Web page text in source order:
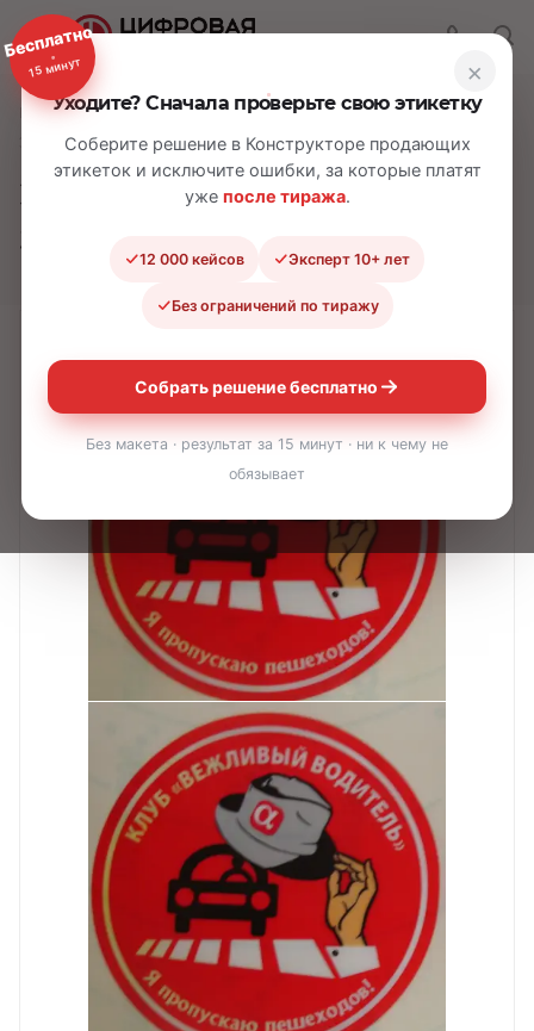
Главная — Каталог — Самоклеящиеся этикетки —
Этикетки с зеркальной печатью
Этикетки с
зеркальной печатью
Бесплатно
15 минут ×
Уходите? Сначала проверьте свою этикетку
Соберите решение в Конструкторе продающих
этикеток и исключите ошибки, за которые платят
уже после тиража.
12 000 кейсов Эксперт 10+ лет
Без ограничений по тиражу
Собрать решение бесплатно
Без макета · результат за 15 минут · ни к чему не
обязывает